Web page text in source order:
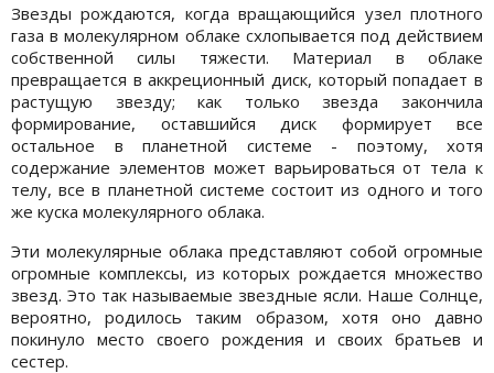
Звезды рождаются, когда вращающийся узел плотного
газа в молекулярном облаке схлопывается под действием
собственной силы тяжести. Материал в облаке
превращается в аккреционный диск, который попадает в
растущую звезду; как только звезда закончила
формирование, оставшийся диск формирует все
остальное в планетной системе - поэтому, хотя
содержание элементов может варьироваться от тела к
телу, все в планетной системе состоит из одного и того
же куска молекулярного облака.
Эти молекулярные облака представляют собой огромные
огромные комплексы, из которых рождается множество
звезд. Это так называемые звездные ясли. Наше Солнце,
вероятно, родилось таким образом, хотя оно давно
покинуло место своего рождения и своих братьев и
сестер.